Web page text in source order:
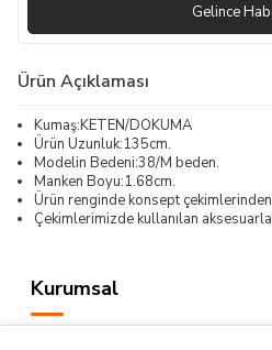
Gelince
Ürün Açıklaması
Kumaş:KETEN/DOKUMA
Ürün Uzunluk:135cm.
Modelin Bedeni:38/M beden.
Manken Boyu:1.68cm.
Ürün renginde konsept
Çekimlerimizde kullanılan
Kurumsal